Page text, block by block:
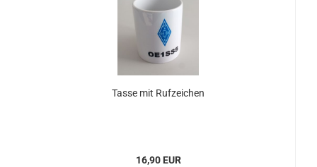
Tasse mit Rufzeichen
16,90 EUR